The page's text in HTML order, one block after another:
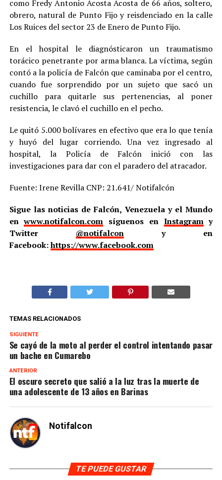
como Fredy Antonio Acosta Acosta de 66 años, soltero,
obrero, natural de Punto Fijo y reisdenciado en la calle
Los Ruices del sector 23 de Enero de Punto Fijo.
En el hospital le diagnósticaron un traumatismo
torácico penetrante por arma blanca. La víctima, según
contó a la policía de Falcón que caminaba por el centro,
cuando fue sorprendido por un sujeto que sacó un
cuchillo para quitarle sus pertenencias, al poner
resistencia, le clavó el cuchillo en el pecho.
Le quitó 5.000 bolívares en efectivo que era lo que tenía
y huyó del lugar corriendo. Una vez ingresado al
hospital, la Policía de Falcón inició con las
investigaciones para dar con el paradero del atracador.
Fuente: Irene Revilla CNP: 21.641/ Notifalcón
Sigue las noticias de Falcón, Venezuela y el Mundo
enwww.notifalcon.com síguenos en Instagramy
Twitter @notifalcony en
Facebook:https://www.facebook.com
TEMAS RELACIONADOS
SIGUIENTE
Se cayó de la moto al perder el control intentando pasar
un bache en Cumarebo
ANTERIOR
El oscuro secreto que salió a la luz tras la muerte de
una adolescente de 13 años en Barinas
Notifalcon
TE PUEDE GUSTAR